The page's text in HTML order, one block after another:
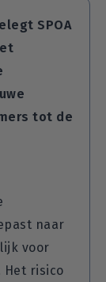
SPOA
tot de
naar
voor
Het risico